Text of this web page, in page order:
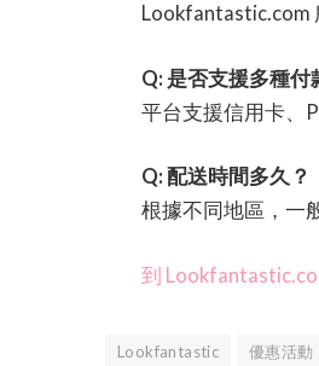
Lookfantastic.com
Q: 是否支援多種付
平台支援信用卡、
Q: 配送時間多久？
根據不同地區，一
到
Lookfantastic 優惠活動